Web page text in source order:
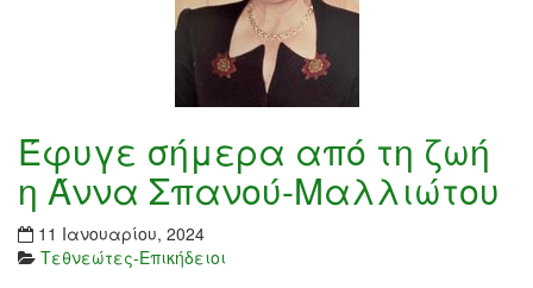
Έφυγε σήμερα από τη ζωή
η Άννα Σπανού-Μαλλιώτου
11 Ιανουαρίου, 2024
Τεθνεώτες-Επικήδειοι